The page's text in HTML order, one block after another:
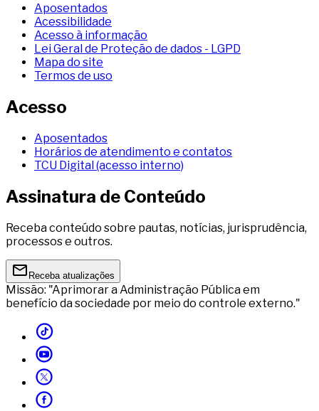
Aposentados
Acessibilidade
Acesso à informação
Lei Geral de Proteção de dados - LGPD
Mapa do site
Termos de uso
Acesso
Aposentados
Horários de atendimento e contatos
TCU Digital (acesso interno)
Assinatura de Conteúdo
Receba conteúdo sobre pautas, notícias, jurisprudência,
processos e outros.
Receba atualizações
Missão: "Aprimorar a Administração Pública em
benefício da sociedade por meio do controle externo."